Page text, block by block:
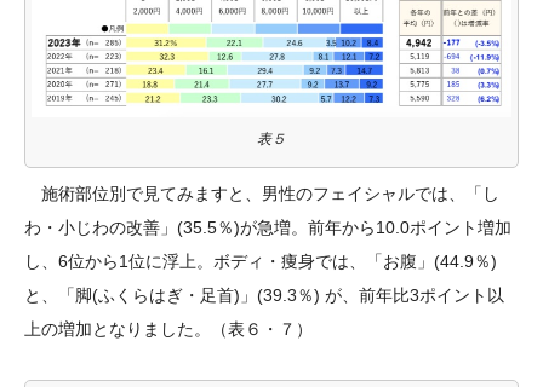
表５
施術部位別で見てみますと、男性のフェイシャルでは、「し
わ・小じわの改善」(35.5％)が急増。前年から10.0ポイント増加
し、6位から1位に浮上。ボディ・痩身では、「お腹」(44.9％)
と、「脚(ふくらはぎ・足首)」(39.3％) が、前年比3ポイント以
上の増加となりました。（表６・７）